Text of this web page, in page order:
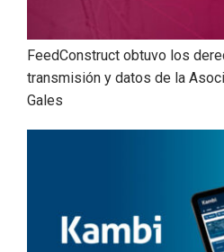
FeedConstruct obtuvo los
transmisión y datos de la
Gales